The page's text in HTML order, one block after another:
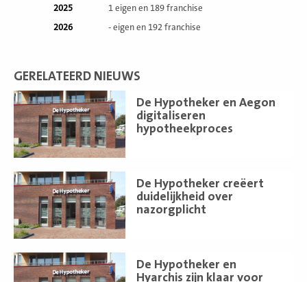
2025
1 eigen en 189 franchise
2026
- eigen en 192 franchise
GERELATEERD NIEUWS
De Hypotheker en Aegon
digitaliseren
hypotheekproces
Lees
meer
De Hypotheker creëert
duidelijkheid over
nazorgplicht
Lees
meer
De Hypotheker en
Hyarchis zijn klaar voor
Lees
meer